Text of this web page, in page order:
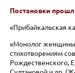
Постановки
«Прибайкальская
«Монолог
стихотворениям
Рождественского,